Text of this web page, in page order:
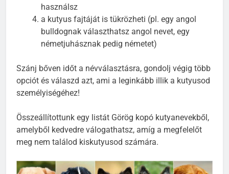
használsz
a kutyus fajtáját is tükrözheti (pl. egy angol
bulldognak választhatsz angol nevet, egy
németjuhásznak pedig németet)
Szánj bőven időt a névválasztásra, gondolj végig több
opciót és válaszd azt, ami a leginkább illik a kutyusod
személyiségéhez!
Összeállítottunk egy listát Görög kopó kutyanevekből,
amelyből kedvedre válogathatsz, amíg a megfelelőt
meg nem találod kiskutyusod számára.